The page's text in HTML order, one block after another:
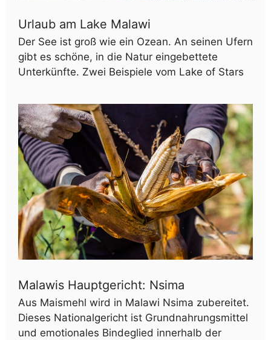
Urlaub am Lake Malawi
Der See ist groß wie ein Ozean. An seinen Ufern
gibt es schöne, in die Natur eingebettete
Unterkünfte. Zwei Beispiele vom Lake of Stars
Malawis Hauptgericht: Nsima
Aus Maismehl wird in Malawi Nsima zubereitet.
Dieses Nationalgericht ist Grundnahrungsmittel
und emotionales Bindeglied innerhalb der